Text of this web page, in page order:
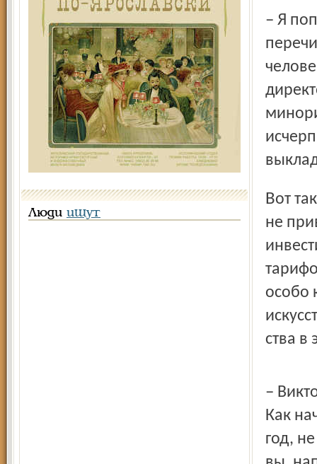
Люди ищут
– Я попросил ответить на те вопросы, которые только что
Вот так! А в принципе реформа энергетики в таком виде
не
особо
ства в
– Виктор Викторович, что сейчас происходит в энергетике?
Как
год,